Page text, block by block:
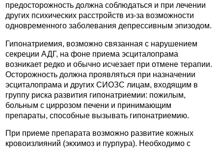
предосторожность должна соблюдаться и при лечении
других психических расстройств из-за возможности
одновременного заболевания депрессивным эпизодом.
Гипонатриемия, возможно связанная с нарушением
секреции АДГ, на фоне приема эсциталопрама
возникает редко и обычно исчезает при отмене терапии.
Осторожность должна проявляться при назначении
эсциталопрама и других СИОЗС лицам, входящим в
группу риска развития гипонатриемии: пожилым,
больным с циррозом печени и принимающим
препараты, способные вызывать гипонатриемию.
При приеме препарата возможно развитие кожных
кровоизлияний (экхимоз и пурпура). Необходимо с